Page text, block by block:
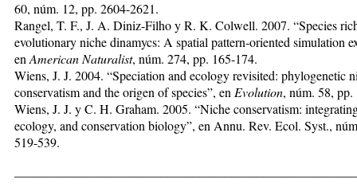
60, núm. 12, pp. 2604-2621.
Rangel, T. F., J. A. Diniz-Filho y R. K. Colwell. 2007. “Species
evolutionary niche dinamycs: A spatial pattern-oriented simulation
en American Naturalist, núm. 274, pp. 165-174.
Wiens, J. J. 2004. “Speciation and ecology revisited: phylogenetic
conservatism and the origen of species”, en Evolution, núm. 58,
Wiens, J. J. y C. H. Graham. 2005. “Niche conservatism:
ecology, and conservation biology”, en Annu. Rev. Ecol. Syst.,
519-539.